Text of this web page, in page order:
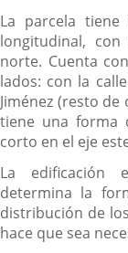
La parcela
longitudinal,
norte. Cuenta
lados: con la
Jiménez (resto
tiene una forma
corto en el eje
La edificación
determina la
distribución de
hace que sea